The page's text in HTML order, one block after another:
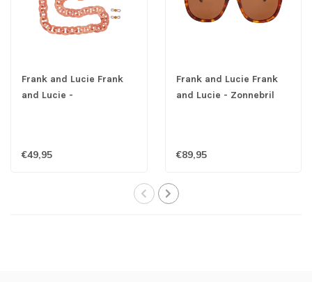
Frank and Lucie Frank
and Lucie -
€49,95
Frank and Lucie Frank
and Lucie - Zonnebril
€89,95